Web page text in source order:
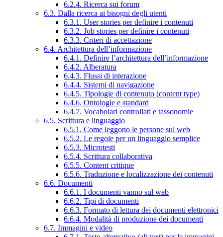
6.2.4. Ricerca sui forum
6.3. Dalla ricerca ai bisogni degli utenti
6.3.1. User stories per definire i contenuti
6.3.2. Job stories per definire i contenuti
6.3.3. Criteri di accettazione
6.4. Architettura dell’informazione
6.4.1. Definire l’architettura dell’informazione
6.4.2. Alberatura
6.4.3. Flussi di interazione
6.4.4. Sistemi di navigazione
6.4.5. Tipologie di contenuto (content type)
6.4.6. Ontologie e standard
6.4.7. Vocabolari controllati e tassonomie
6.5. Scrittura e linguaggio
6.5.1. Come leggono le persone sul web
6.5.2. Le regole per un linguaggio semplice
6.5.3. Microtesti
6.5.4. Scrittura collaborativa
6.5.5. Content critique
6.5.6. Traduzione e localizzazione dei contenuti
6.6. Documenti
6.6.1. I documenti vanno sul web
6.6.2. Tipi di documenti
6.6.3. Formato di lettura dei documenti elettronici
6.6.4. Modalità di produzione dei documenti
6.7. Immagini e video